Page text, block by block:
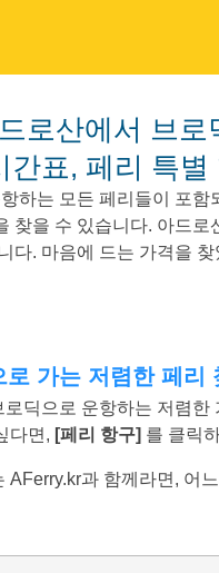
간표, 페리 특별
하는 모든 페리들이 포
찾을 수 있습니다. 아드
다. 마음에 드는 가격을
로 가는 저렴한 페리
딕으로 운항하는 저렴
다면, [페리 항구] 를 클릭
AFerry.kr과 함께라면, 어